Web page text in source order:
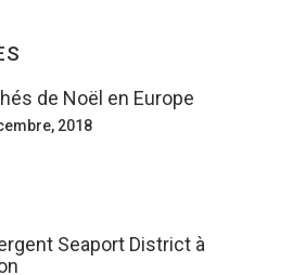
de Noël en Europe
2018
Seaport District à